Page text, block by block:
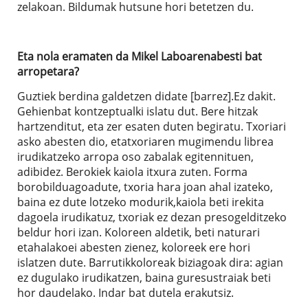
zelakoan. Bildumak hutsune hori betetzen du.
Eta nola eramaten da Mikel Laboarenabesti bat
arropetara?
Guztiek berdina galdetzen didate [barrez].Ez dakit.
Gehienbat kontzeptualki islatu dut. Bere hitzak
hartzenditut, eta zer esaten duten begiratu. Txoriari
asko abesten dio, etatxoriaren mugimendu librea
irudikatzeko arropa oso zabalak egitennituen,
adibidez. Berokiek kaiola itxura zuten. Forma
borobilduagoadute, txoria hara joan ahal izateko,
baina ez dute lotzeko modurik,kaiola beti irekita
dagoela irudikatuz, txoriak ez dezan presogelditzeko
beldur hori izan. Koloreen aldetik, beti naturari
etahalakoei abesten zienez, koloreek ere hori
islatzen dute. Barrutikkoloreak biziagoak dira: agian
ez dugulako irudikatzen, baina guresustraiak beti
hor daudelako. Indar bat dutela erakutsiz.